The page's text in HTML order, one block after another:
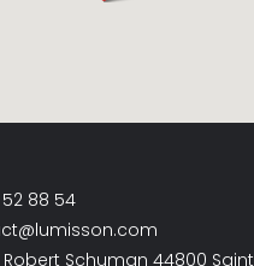
88 54
Robert Schuman 44800 Saint